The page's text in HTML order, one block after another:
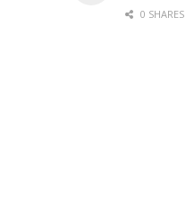
0 SHARES